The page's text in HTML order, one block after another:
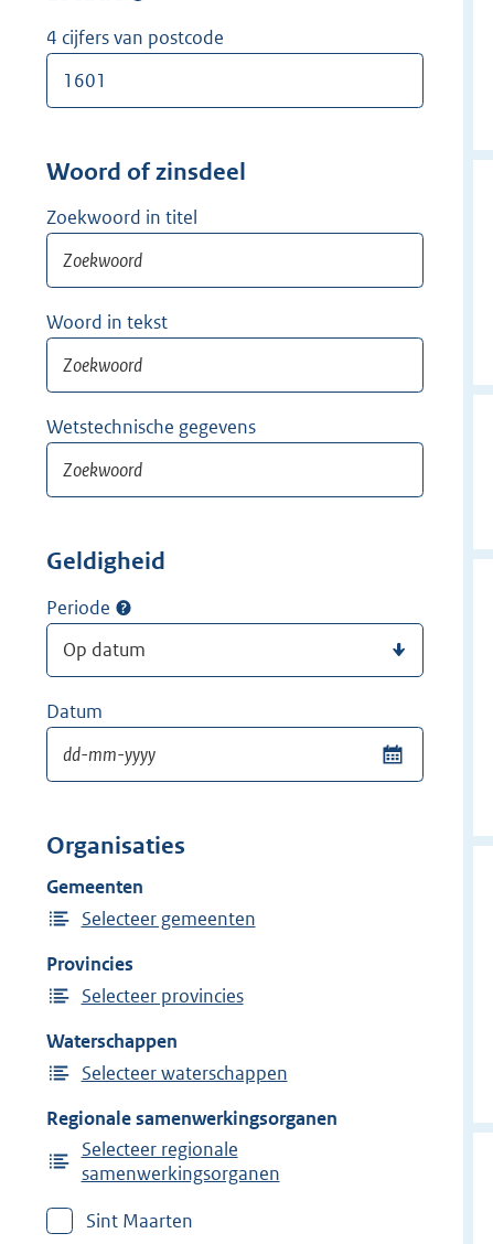
i
4 cijfers van postcode
Woord of zinsdeel
Zoekwoord in titel
Woord in tekst
Wetstechnische gegevens
Geldigheid
Periode
Datum
Organisaties
Gemeenten
Selecteer gemeenten
Provincies
Selecteer provincies
Waterschappen
Selecteer waterschappen
Regionale samenwerkingsorganen
Selecteer regionale
samenwerkingsorganen
Sint Maarten